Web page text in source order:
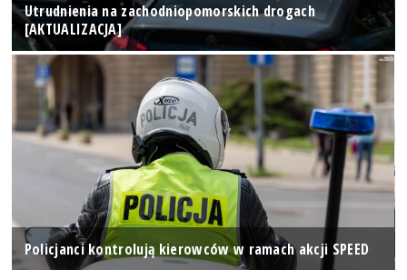
Utrudnienia na zachodniopomorskich drogach
[AKTUALIZACJA]
Policjanci kontrolują kierowców w ramach akcji SPEED